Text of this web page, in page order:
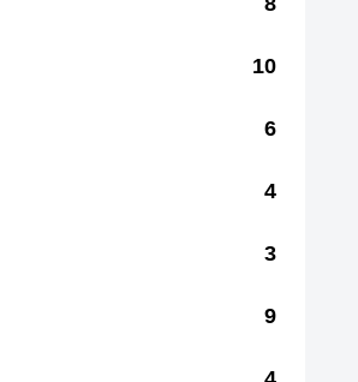
10
6
4
3
9